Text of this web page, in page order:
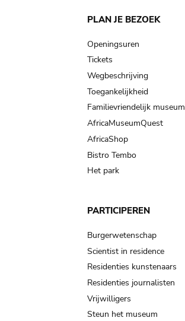
Main
navigation
PLAN JE BEZOEK
Openingsuren
Tickets
Wegbeschrijving
Toegankelijkheid
Familievriendelijk museum
AfricaMuseumQuest
AfricaShop
Bistro Tembo
Het park
PARTICIPEREN
Burgerwetenschap
Scientist in residence
Residenties kunstenaars
Residenties journalisten
Vrijwilligers
Steun het museum